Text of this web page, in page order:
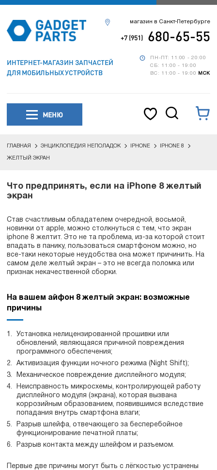
ИНТЕРНЕТ-МАГАЗИН ЗАПЧАСТЕЙ
ДЛЯ МОБИЛЬНЫХ УСТРОЙСТВ
ПН-ПТ: 11:00 - 20:00
СБ: 11:00 - 19:00
ВС: 11:00 - 19:00
МСК
магазин в Санкт-Петербурге
+7 (951) 680-65-55
МЕНЮ
ГЛАВНАЯ ЭНЦИКЛОПЕДИЯ НЕПОЛАДОК IPHONE IPHONE 8
ЖЕЛТЫЙ ЭКРАН
Что предпринять, если на iPhone 8 желтый
экран
Став счастливым обладателем очередной, восьмой,
новинки от apple, можно столкнуться с тем, что экран
iphone 8 желтит. Это не та проблема, из-за которой стоит
впадать в панику, пользоваться смартфоном можно, но
все-таки некоторые неудобства она может причинить. На
самом деле желтый экран – это не всегда поломка или
признак некачественной сборки.
На вашем айфон 8 желтый экран: возможные
причины
Установка нелицензированной прошивки или
обновлений, являющаяся причиной повреждения
программного обеспечения;
Активизация функции ночного режима (Night Shift);
Механическое повреждение дисплейного модуля;
Неисправность микросхемы, контролирующей работу
дисплейного модуля (экрана), которая вызвана
коррозийным образованием, появившимся вследствие
попадания внутрь смартфона влаги;
Разрыв шлейфа, отвечающего за бесперебойное
функционирование печатной платы;
Разрыв контакта между шлейфом и разъемом.
Первые две причины могут быть с лёгкостью устранены